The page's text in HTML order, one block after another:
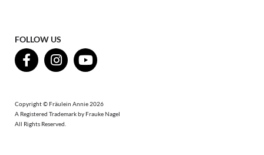
FOLLOW US
Copyright © Fräulein Annie 2026
A Registered Trademark by Frauke Nagel
All Rights Reserved.